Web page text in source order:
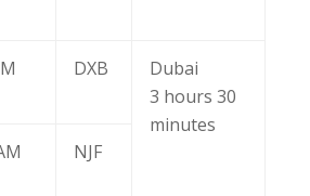
DXB
Dubai
3 hours 30
minutes
NJF